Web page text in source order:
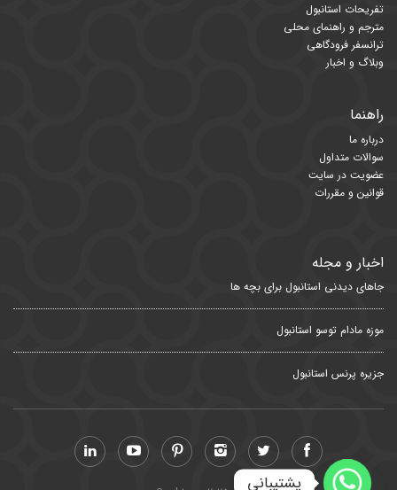
تفریحات استانبول
مترجم و راهنمای محلی
ترانسفر فرودگاهی
وبلاگ و اخبار
راهنما
درباره ما
سوالات متداول
عضویت در سایت
قوانین و مقررات
اخبار و مجله
جاهای دیدنی استانبول برای بچه ها
موزه مادام توسو استانبول
جزیره پرنس استانبول
پشتیبانی